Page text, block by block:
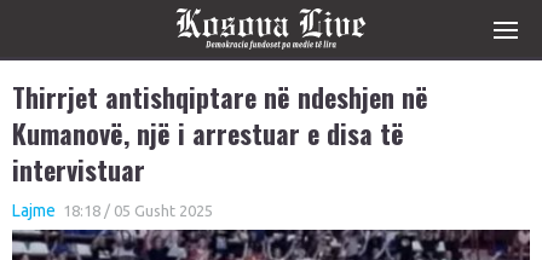
Thirrjet antishqiptare në ndeshjen në
Kumanovë, një i arrestuar e disa të
intervistuar
Lajme 18:18 / 05 Gusht 2025